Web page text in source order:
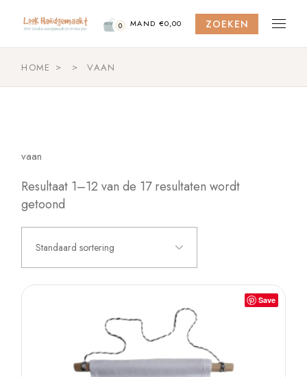
content
0 MAND €0,00 ZOEKEN
HOME VAAN
vaan
Resultaat 1–12 van de 17 resultaten wordt
getoond
Standaard sortering
Save